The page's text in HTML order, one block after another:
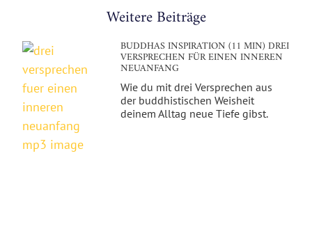
Weitere Beiträge
BUDDHAS INSPIRATION (11 MIN) DREI
VERSPRECHEN FÜR EINEN INNEREN
NEUANFANG
Wie du mit drei Versprechen aus
der buddhistischen Weisheit
deinem Alltag neue Tiefe gibst.